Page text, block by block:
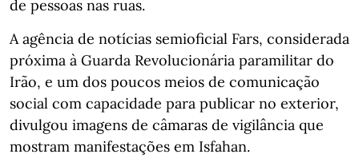
de pessoas nas ruas.
A agência de notícias semioficial Fars, considerada
próxima à Guarda Revolucionária paramilitar do
Irão, e um dos poucos meios de comunicação
social com capacidade para publicar no exterior,
divulgou imagens de câmaras de vigilância que
mostram manifestações em Isfahan.